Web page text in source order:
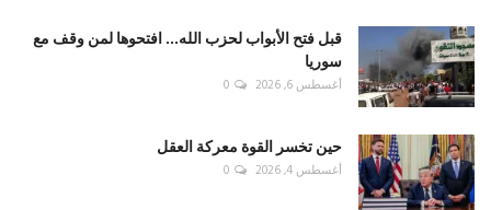
قبل فتح الأبواب لحزب الله... افتحوها لمن وقف مع
سوريا
أغسطس 6, 2026 0
حين تخسر القوة معركة العقل
أغسطس 4, 2026 0